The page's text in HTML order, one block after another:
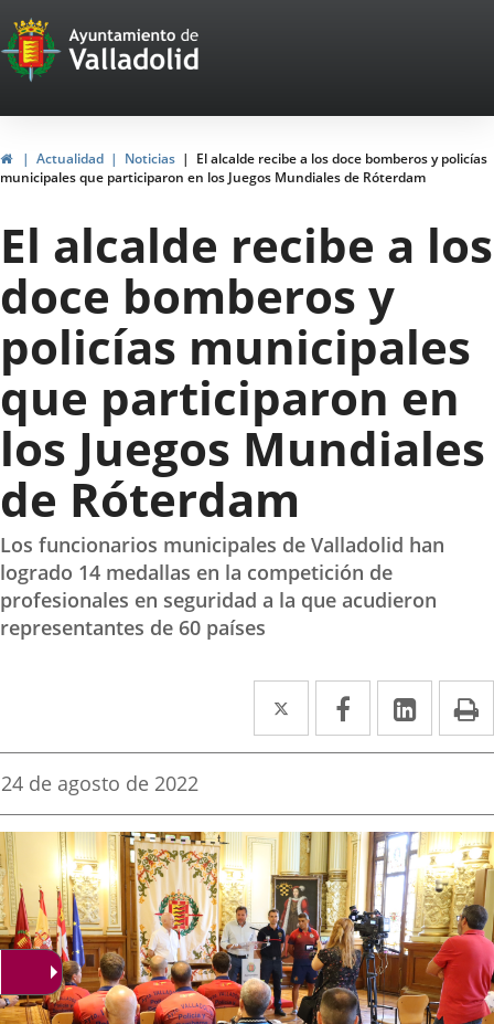
Portal
Web
del
Ayuntamiento
de
Valladolid
HomeActualidad Noticias
El alcalde recibe a los doce bomberos y policías
municipales que participaron en los Juegos Mundiales de Róterdam
El alcalde recibe a los
doce bomberos y
policías municipales
que participaron en
los Juegos Mundiales
de Róterdam
Los funcionarios municipales de Valladolid han
logrado 14 medallas en la competición de
profesionales en seguridad a la que acudieron
representantes de 60 países
Twitter
Enlace
a
aplicación
externa.
Facebook
Enlace
a
aplicación
externa.
Enlace
a
Fecha
la
noticia
24 de agosto de 2022